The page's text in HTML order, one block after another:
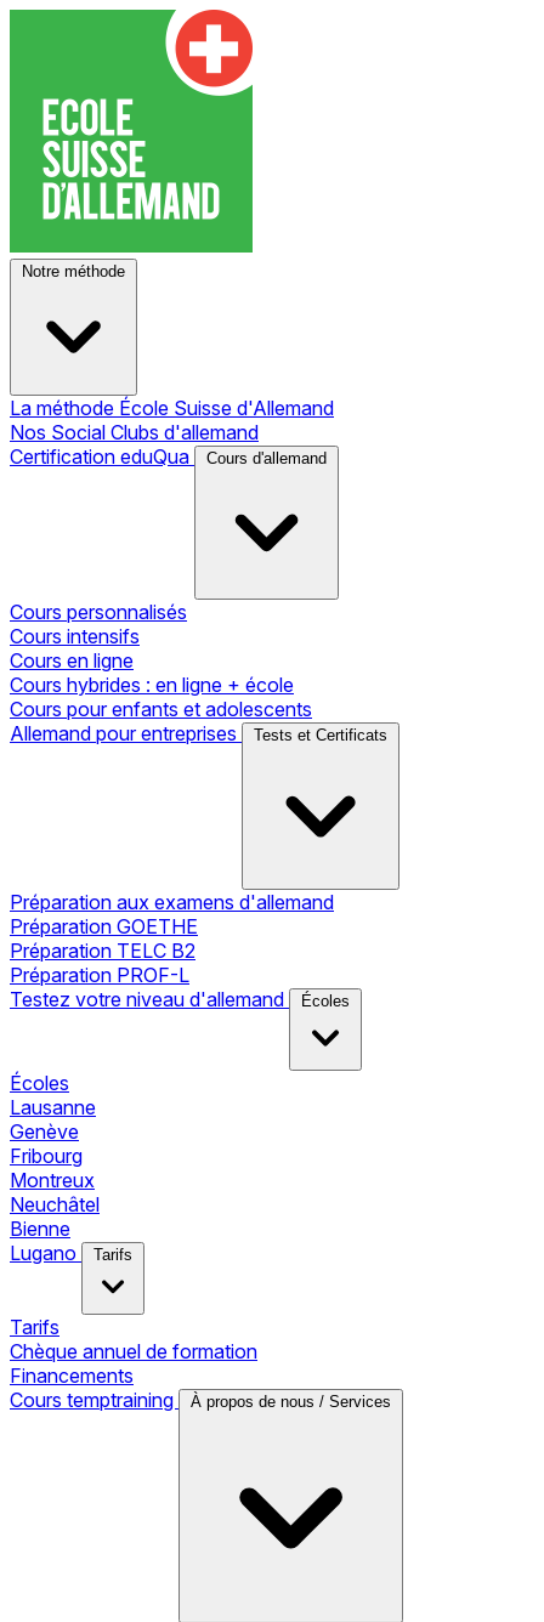
Notre méthode
La méthode École Suisse d'Allemand
Nos Social Clubs d'allemand
Certification eduQua
Cours d'allemand
Cours personnalisés
Cours intensifs
Cours en ligne
Cours hybrides : en ligne + école
Cours pour enfants et adolescents
Allemand pour entreprises
Tests et Certificats
Préparation aux examens d'allemand
Préparation GOETHE
Préparation TELC B2
Préparation PROF-L
Testez votre niveau d'allemand
Écoles
Écoles
Lausanne
Genève
Fribourg
Montreux
Neuchâtel
Bienne
Lugano
Tarifs
Tarifs
Chèque annuel de formation
Financements
Cours temptraining
À propos de nous / Services